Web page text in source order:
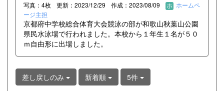
写真：4枚 更新：2023/12/29 作成：2023/08/09
ホームペ
ージ主担
京都府中学校総合体育大会競泳の部が和歌山秋葉山公園
県民水泳場で行われました。本校から１年生１名が５０
ｍ自由形に出場しました。
差し戻しのみ 新着順 5件